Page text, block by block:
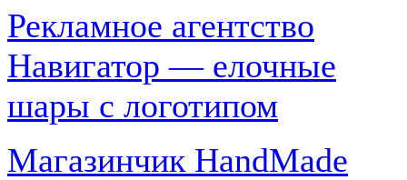
Рекламное агентство
Навигатор — елочные
шары с логотипом
Магазинчик HandMade